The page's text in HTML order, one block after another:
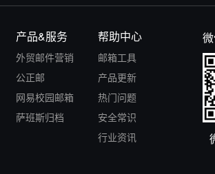
产品&服务
外贸邮件营销
公正邮
网易校园邮箱
萨班斯归档
帮助中心
邮箱工具
产品更新
热门问题
安全常识
行业资讯